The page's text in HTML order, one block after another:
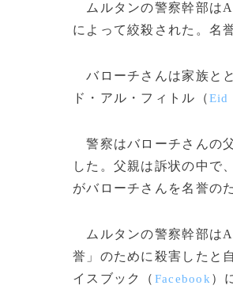
ムルタンの警察幹部は
によって絞殺された。名
バローチさんは家族と
ド・アル・フィトル（Eid
警察はバローチさんの
した。父親は訴状の中で
がバローチさんを名誉の
ムルタンの警察幹部は
誉」のために殺害したと
イスブック（ Facebook ）